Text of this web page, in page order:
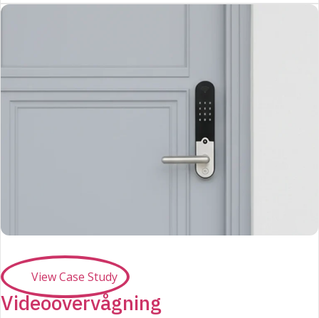
View Case Study
Videoovervågning